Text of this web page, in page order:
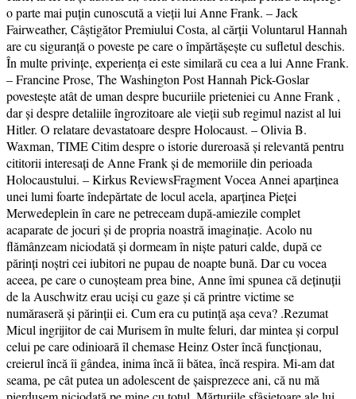
o parte mai puțin cunoscută a vieții lui Anne Frank. – Jack
Fairweather, Câștigător Premiului Costa, al cărții Voluntarul Hannah
are cu siguranță o poveste pe care o împărtășește cu sufletul deschis.
În multe privințe, experiența ei este similară cu cea a lui Anne Frank.
– Francine Prose, The Washington Post Hannah Pick-Goslar
povestește atât de uman despre bucuriile prieteniei cu Anne Frank ,
dar și despre detaliile îngrozitoare ale vieții sub regimul nazist al lui
Hitler. O relatare devastatoare despre Holocaust. – Olivia B.
Waxman, TIME Citim despre o istorie dureroasă și relevantă pentru
cititorii interesați de Anne Frank și de memoriile din perioada
Holocaustului. – Kirkus ReviewsFragment Vocea Annei aparținea
unei lumi foarte îndepărtate de locul acela, aparținea Pieței
Merwedeplein în care ne petreceam după-amiezile complet
acaparate de jocuri și de propria noastră imaginație. Acolo nu
flămânzeam niciodată și dormeam în niște paturi calde, după ce
părinți noștri cei iubitori ne pupau de noapte bună. Dar cu vocea
aceea, pe care o cunoșteam prea bine, Anne îmi spunea că deținuții
de la Auschwitz erau uciși cu gaze și că printre victime se
număraseră și părinții ei. Cum era cu putință așa ceva? .Rezumat
Micul ingrijitor de cai Murisem în multe feluri, dar mintea și corpul
celui pe care odinioară îl chemase Heinz Oster încă funcționau,
creierul încă îi gândea, inima încă îi bătea, încă respira. Mi-am dat
seama, pe cât putea un adolescent de șaisprezece ani, că nu mă